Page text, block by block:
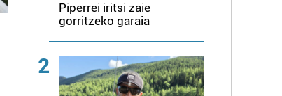
Piperrei iritsi zaie
gorritzeko garaia
2